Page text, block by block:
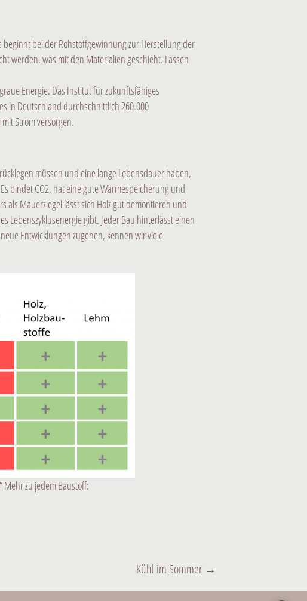
bei der Rohstoffgewinnung zur Herstellung der
werden, was mit den Materialien geschieht. Lassen
Energie. Das Institut für zukunftsfähiges
in Deutschland durchschnittlich 260.000
Strom versorgen.
müssen und eine lange Lebensdauer haben,
bindet CO2, hat eine gute Wärmespeicherung und
als Mauerziegel lässt sich Holz gut demontieren und
Lebenszyklusenergie gibt. Jeder Bau hinterlässt einen
Entwicklungen zugehen, kennen wir viele
Mehr zu jedem Baustoff:
Kühl im Sommer →